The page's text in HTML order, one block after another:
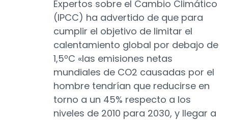
Expertos sobre el Cambio Climático
(IPCC) ha advertido de que para
cumplir el objetivo de limitar el
calentamiento global por debajo de
1,5ºC «las emisiones netas
mundiales de CO2 causadas por el
hombre tendrían que reducirse en
torno a un 45% respecto a los
niveles de 2010 para 2030, y llegar a